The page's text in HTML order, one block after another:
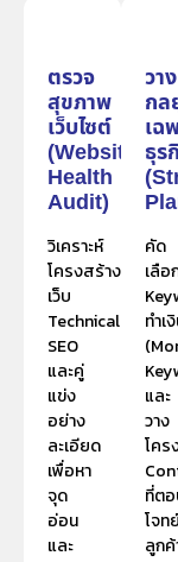
ตรวจ
สุขภาพ
เว็บไซต์
(Website
Health
Audit)
วิเคราะห์
โครงสร้าง
เว็บ
Technical
SEO
และคู่
แข่ง
อย่าง
ละเอียด
เพื่อหา
จุด
อ่อน
และ
วาง
กล
เฉ
ธุร
คัด
เลือ
ทำเ
และ
วาง
โคร
ที่ต
โจท
ลูกค้